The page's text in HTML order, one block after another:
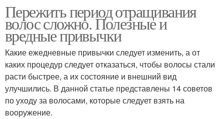
Пережить период отращивания
волос сложно. Полезные и
вредные привычки
Какие ежедневные привычки следует изменить, а от
каких процедур следует отказаться, чтобы волосы стали
расти быстрее, а их состояние и внешний вид
улучшились. В данной статье представлены 14 советов
по уходу за волосами, которые следует взять на
вооружение.